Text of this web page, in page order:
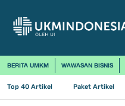
BERITA UMKM WAWASAN BISNIS
Top 40 Artikel Paket Artikel